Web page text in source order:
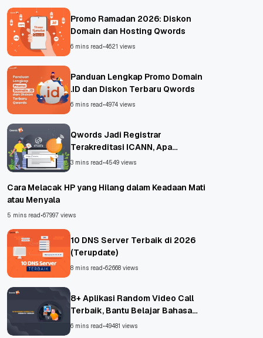
Promo Ramadan 2026: Diskon
Domain dan Hosting Qwords
6 mins read •4621 views
Panduan Lengkap Promo Domain
.ID dan Diskon Terbaru Qwords
6 mins read •4974 views
Qwords Jadi Registrar
Terakreditasi ICANN, Apa
Untungnya?
3 mins read •4549 views
Cara Melacak HP yang Hilang dalam Keadaan Mati
atau Menyala
5 mins read •67997 views
10 DNS Server Terbaik di 2026
(Terupdate)
8 mins read •62668 views
8+ Aplikasi Random Video Call
Terbaik, Bantu Belajar Bahasa
Asing!
6 mins read •49481 views